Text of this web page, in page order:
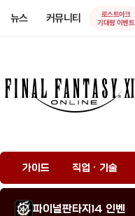
뉴스 커뮤니티
로스트아크
기대평 이벤트
가이드 직업 · 기술
파이널판타지14 인벤